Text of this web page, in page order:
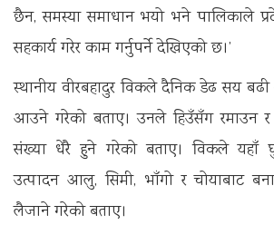
छैन, समस्या समाधान भयो भने पालिकाले
सहकार्य गरेर काम गर्नुपर्ने देखिएको छ।’
स्थानीय वीरबहादुर विकले दैनिक डेढ सय
आउने गरेको बताए। उनले हिउँसँग रमाउन
संख्या धेरै हुने गरेको बताए। विकले यहाँ
उत्पादन आलु, सिमी, भाँगो र चोयाबाट
लैजाने गरेको बताए।